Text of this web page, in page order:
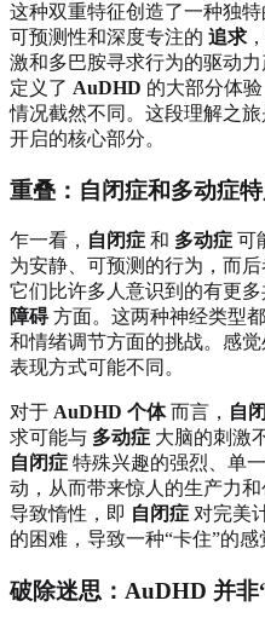
这种双重特征创造了一种独特
可预测性和深度专注的 追求
激和多巴胺寻求行为的驱动
定义了 AuDHD 的大部分体
情况截然不同。这段理解之
开启的核心部分。
重叠：自闭症和多动症
乍一看， 自闭症 和 多动症 可
为安静、可预测的行为，而
它们比许多人意识到的有更
障碍方面。这两种神经类型
和情绪调节方面的挑战。感
表现方式可能不同。
对于 AuDHD 个体而言， 自
求可能与 多动症 大脑的刺激
自闭症 特殊兴趣的强烈、单
动，从而带来惊人的生产力
导致惰性，即 自闭症 对完美
的困难，导致一种“卡住”的感
破除迷思：AuDHD 并非